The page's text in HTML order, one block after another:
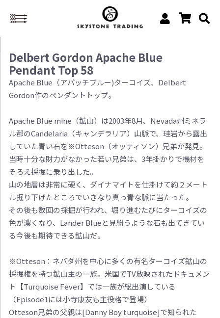
Delbert Gordon Apache Blue
Pendant Top 58
Apache Blue（アパッチブルー)ターコイズ、Delbert
Gordon作のぺンダントトップ。
Apache Blue mine（鉱山）は2003年8月、Nevada州ミネラ
ル郡のCandelaria（キャンデラリア）山脈で、珪岩から露出
していた青い石を※Otteson（オッティソン）兄弟が発見。
当時十分な財力がなかった若い兄弟は、3年掛かりで機材を
そろえ採掘に乗り出した。
山の地層は非常に硬く、ダイナマイトを仕掛けて約２メート
ル掘り下げたところでいきなり真っ青な脈に当たった。
その後も数回の採掘が行われ、堀り進むたびにターコイズの
色が濃くなり、Lander Blueと見紛うような石も出てきてい
る今後も期待できる鉱山だ。
※Otteson：ネバダ州を中心に多くの有名ターコイズ鉱山の
採掘権を持つ鉱山主の一族。米国でTV放映されたドキュメン
ト【Turquoise Fever】では一族が総出演している
（Episode1には小寺康友も主役格で登場）
Otteson兄弟の父親は[Danny Boy turquoise]で知られた